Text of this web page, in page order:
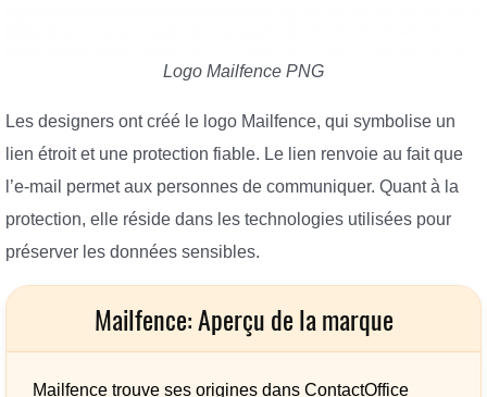
Logo Mailfence PNG
Les designers ont créé le logo Mailfence, qui symbolise un
lien étroit et une protection fiable. Le lien renvoie au fait que
l’e-mail permet aux personnes de communiquer. Quant à la
protection, elle réside dans les technologies utilisées pour
préserver les données sensibles.
Mailfence: Aperçu de la marque
Mailfence trouve ses origines dans ContactOffice